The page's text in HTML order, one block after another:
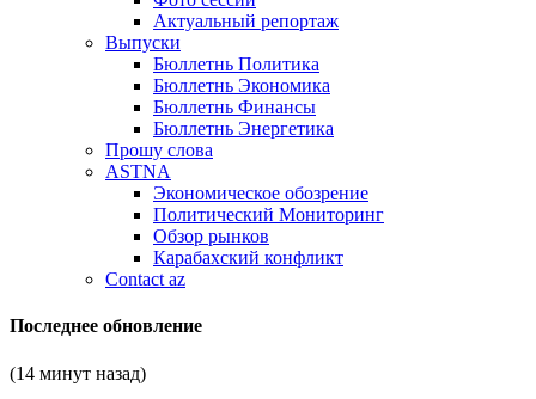
Актуальный репортаж
Выпуски
Бюллетнь Политика
Бюллетнь Экономика
Бюллетнь Финансы
Бюллетнь Энергетика
Прошу слова
ASTNA
Экономическое обозрение
Политический Мониторинг
Обзор рынков
Карабахский конфликт
Contact az
Последнее обновление
(14 минут назад)